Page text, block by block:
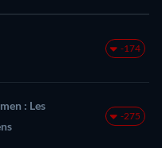
-174
: Les
-275